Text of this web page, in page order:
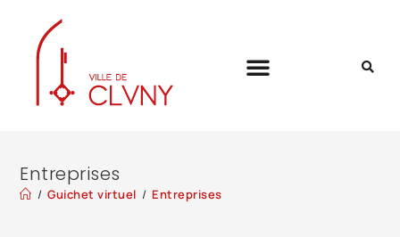
Entreprises
/ Guichet virtuel / Entreprises